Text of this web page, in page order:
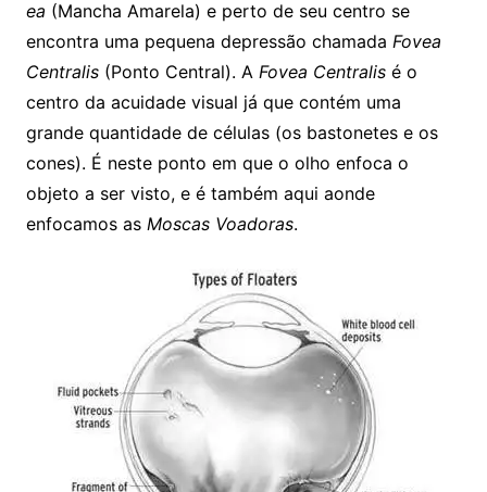
ea (Mancha Amarela) e perto de seu centro se
encontra uma pequena depressão chamada Fovea
Centralis(Ponto Central). A Fovea Centralisé o
centro da acuidade visual já que contém uma
grande quantidade de células (os bastonetes e os
cones). É neste ponto em que o olho enfoca o
objeto a ser visto, e é também aqui aonde
enfocamos as Moscas Voadoras.